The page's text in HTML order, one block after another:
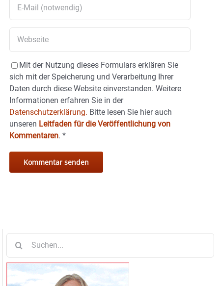
Mit der Nutzung dieses Formulars erklären Sie
sich mit der Speicherung und Verarbeitung Ihrer
Daten durch diese Website einverstanden. Weitere
Informationen erfahren Sie in der
Datenschutzerklärung. Bitte lesen Sie hier auch
unseren Leitfaden für die Veröffentlichung von
Kommentaren. *
nach: